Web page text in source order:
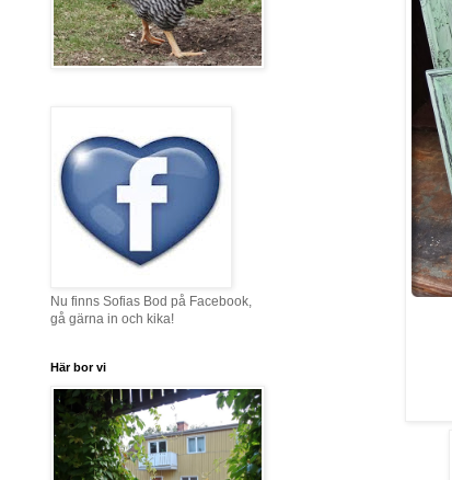
Nu finns Sofias Bod på Facebook,
gå gärna in och kika!
Här bor vi